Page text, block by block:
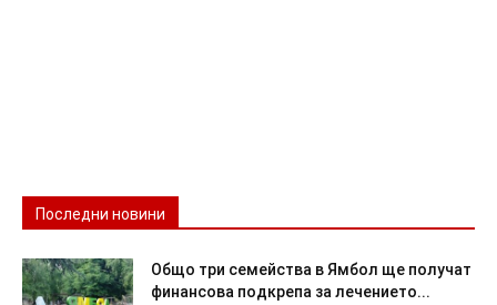
Последни новини
Общо три семейства в Ямбол ще получат
финансова подкрепа за лечението...